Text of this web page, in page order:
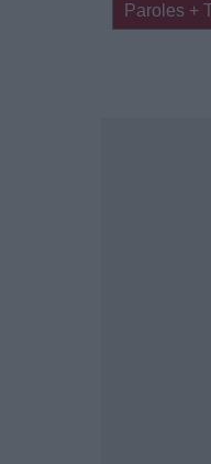
Paroles +